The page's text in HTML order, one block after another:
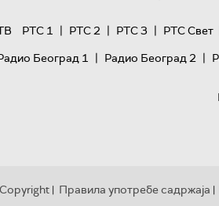
РТС 1 | РТС 2 | РТС 3 | РТС Свет
Београд 1 | Радио Београд 2 |
Copyright | Правила употребе садржаја |